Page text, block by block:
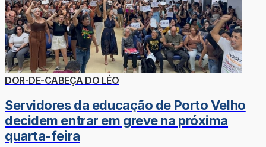
DOR-DE-CABEÇA DO LÉO
Servidores da educação de Porto Velho
decidem entrar em greve na próxima
quarta-feira